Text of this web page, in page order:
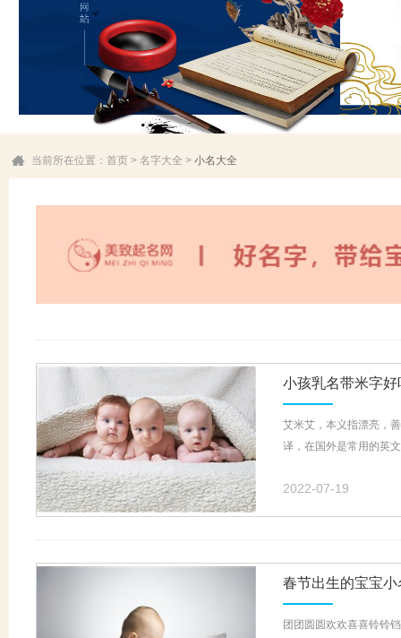
当前所在位置： 首页 > 名字大全 > 小名大全
小孩乳名带米字好
艾米艾，本义指漂亮，
译，在国外是常用的英
2022-07-19
春节出生的宝宝小
团团圆圆欢欢喜喜铃铃